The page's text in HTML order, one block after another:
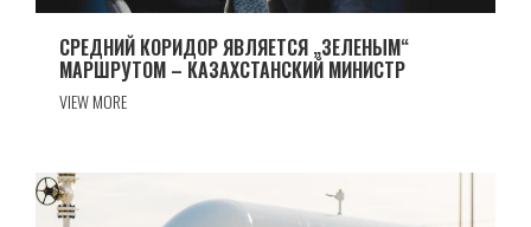
СРЕДНИЙ КОРИДОР ЯВЛЯЕТСЯ „ЗЕЛЕНЫМ“
МАРШРУТОМ – КАЗАХСТАНСКИЙ МИНИСТР
VIEW MORE